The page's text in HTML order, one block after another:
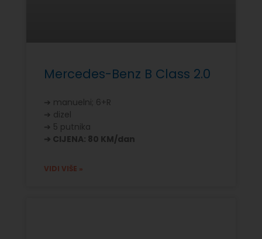
Mercedes-Benz B Class 2.0
➔ manuelni; 6+R
➔ dizel
➔ 5 putnika
➔ CIJENA: 80 KM/dan
VIDI VIŠE »